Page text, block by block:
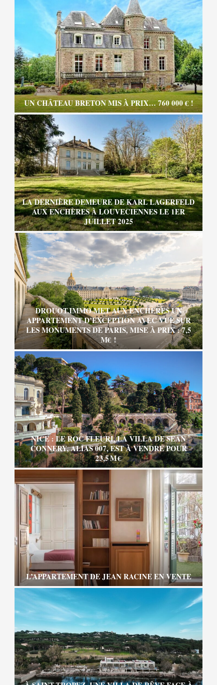
UN CHÂTEAU BRETON MIS À PRIX… 760 000 € !
LA DERNIÈRE DEMEURE DE KARL LAGERFELD
AUX ENCHÈRES À LOUVECIENNES LE 1ER
JUILLET 2025
DROUOT.IMMO MET AUX ENCHÈRES UN
APPARTEMENT D’EXCEPTION AVEC VUE SUR
LES MONUMENTS DE PARIS, MISE À PRIX : 7,5
M€ !
NICE : LE ROC FLEURI, LA VILLA DE SEAN
CONNERY, ALIAS 007, EST À VENDRE POUR
23,5 M €
L’APPARTEMENT DE JEAN RACINE EN VENTE